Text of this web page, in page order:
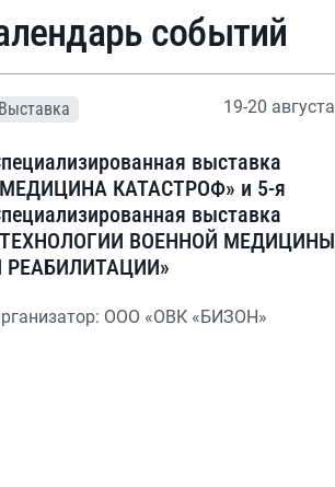
событий
Выставка 19-20 августа
выставка
КАТАСТРОФ» и 5-я
выставка
ВОЕННОЙ МЕДИЦИНЫ
РЕАБИЛИТАЦИИ»
ООО «ОВК «БИЗОН»